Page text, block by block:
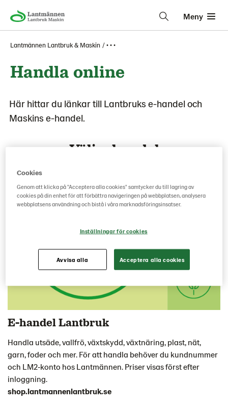
Meny
Lantmännen Lantbruk & Maskin • • •
Handla online
Här hittar du länkar till Lantbruks e-handel och
Maskins e-handel.
Välj e-handel
E-handel Lantbruk
Handla utsäde, vallfrö, växtskydd, växtnäring, plast, nät,
garn, foder och mer. För att handla behöver du kundnummer
och LM2‑konto hos Lantmännen. Priser visas först efter
inloggning.
shop.lantmannenlantbruk.se
Cookies
Genom att klicka på "Acceptera alla cookies" samtycker du till lagring av
cookies på din enhet för att förbättra navigeringen på webbplatsen, analysera
webbplatsens användning och bistå i våra marknadsföringsinsatser.
Inställningar för cookies
Avvisa alla Acceptera alla cookies